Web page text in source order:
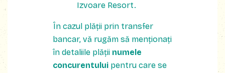
Izvoare Resort.
În cazul plății prin transfer
bancar, vă rugăm să menționați
în detaliile plății numele
concurentului pentru care se